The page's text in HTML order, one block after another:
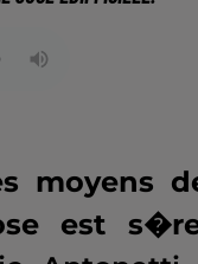
moyens
est